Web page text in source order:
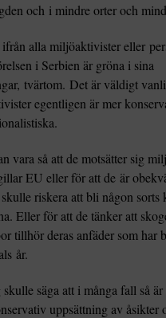
och i mindre orter och
alla miljöaktivister eller
i Serbien är gröna i sina
tvärtom. Det är väldigt
egentligen är mer
vara så att de motsätter sig
EU eller för att de är
skulle riskera att bli någon
Eller för att de tänker att
tillhör deras anfäder som har
år.
skulle säga att i många fall så
uppsättning av åsikter